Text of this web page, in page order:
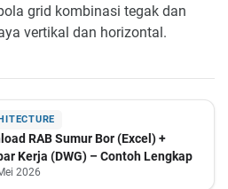
grid kombinasi tegak dan
vertikal dan horizontal.
RAB Sumur Bor (Excel) +
Kerja (DWG) – Contoh Lengkap
2026